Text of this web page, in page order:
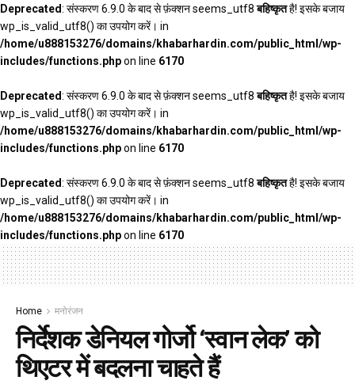
Deprecated: संस्करण 6.9.0 के बाद से फ़ंक्शन seems_utf8बहिष्कृतहै! इसके बजाय
wp_is_valid_utf8() का उपयोग करें। in
/home/u888153276/domains/khabarhardin.com/public_html/wp-
includes/functions.phpon line 6170
Deprecated: संस्करण 6.9.0 के बाद से फ़ंक्शन seems_utf8बहिष्कृतहै! इसके बजाय
wp_is_valid_utf8() का उपयोग करें। in
/home/u888153276/domains/khabarhardin.com/public_html/wp-
includes/functions.phpon line 6170
Deprecated: संस्करण 6.9.0 के बाद से फ़ंक्शन seems_utf8बहिष्कृतहै! इसके बजाय
wp_is_valid_utf8() का उपयोग करें। in
/home/u888153276/domains/khabarhardin.com/public_html/wp-
includes/functions.phpon line 6170
Home मनोरंजन
निर्देशक डेनियल गोर्जो ‘स्वान लेक’ को
थिएटर में बदलना चाहते हैं